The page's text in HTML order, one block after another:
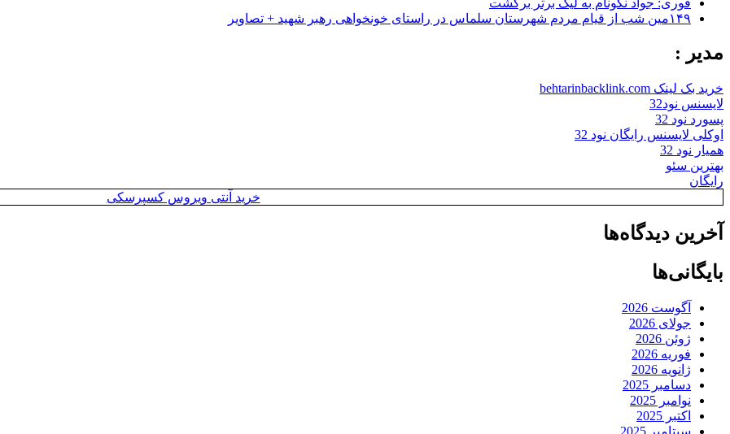
۱۴۹مین شب از قیام مردم شهرستان سلماس در راستای خونخواهی رهبر شهید + تصاویر
مدیر :
خرید بک لینک behtarinbacklink.com
لایسنس نود32
پسورد نود 32
اوکلی لایسنس رایگان نود 32
همیار نود 32
بهترین سئو
رایگان
خرید آنتی ویروس کسپرسکی
آخرین دیدگاه‌ها
بایگانی‌ها
آگوست 2026
جولای 2026
ژوئن 2026
فوریه 2026
ژانویه 2026
دسامبر 2025
نوامبر 2025
اکتبر 2025
سپتامبر 2025